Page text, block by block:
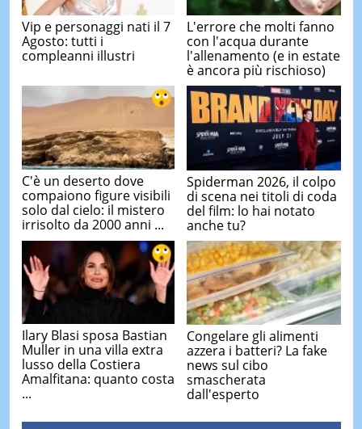
Vip e personaggi nati il 7
Agosto: tutti i
compleanni illustri
L'errore che molti fanno
con l'acqua durante
l'allenamento (e in estate
è ancora più rischioso)
C'è un deserto dove
compaiono figure visibili
solo dal cielo: il mistero
irrisolto da 2000 anni ...
Spiderman 2026, il colpo
di scena nei titoli di coda
del film: lo hai notato
anche tu?
Ilary Blasi sposa Bastian
Muller in una villa extra
lusso della Costiera
Amalfitana: quanto costa
...
Congelare gli alimenti
azzera i batteri? La fake
news sul cibo
smascherata
dall'esperto